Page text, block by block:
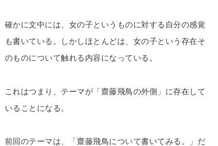
確かに文中には、女の子というものに対する自分の感覚
も書いている。しかしほとんどは、女の子という存在そ
のものについて触れる内容になっている。
これはつまり、テーマが「齋藤飛鳥の外側」に存在して
いることになる。
前回のテーマは、「齋藤飛鳥について書いてみる。」だ